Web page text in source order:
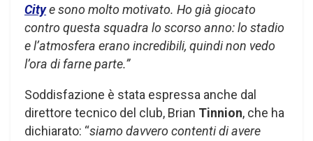
Citye sono molto motivato. Ho già giocato
contro questa squadra lo scorso anno: lo stadio
e l’atmosfera erano incredibili, quindi non vedo
l’ora di farne parte.”
Soddisfazione è stata espressa anche dal
direttore tecnico del club, Brian Tinnion, che ha
dichiarato: “siamo davvero contenti di avere